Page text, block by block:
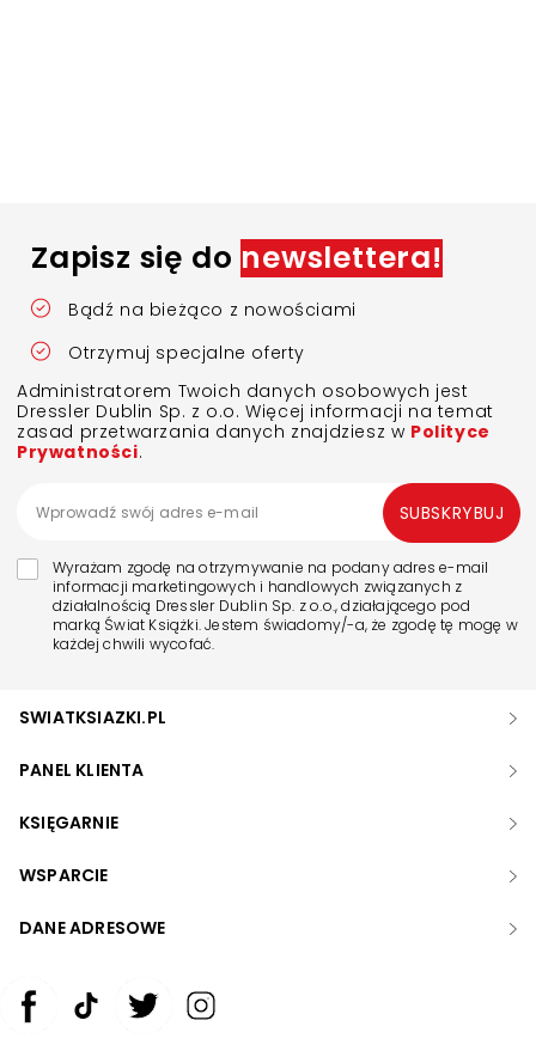
Zapisz się do newslettera!
Bądź na bieżąco z nowościami
Otrzymuj specjalne oferty
Administratorem Twoich danych osobowych jest
Dressler Dublin Sp. z o.o. Więcej informacji na temat
zasad przetwarzania danych znajdziesz w Polityce
Prywatności.
Wyrażam zgodę na otrzymywanie na podany adres e-mail
informacji marketingowych i handlowych związanych z
działalnością Dressler Dublin Sp. z o.o., działającego pod
marką Świat Książki. Jestem świadomy/-a, że zgodę tę mogę w
każdej chwili wycofać.
SUBSKRYBUJ
SWIATKSIAZKI.PL
PANEL KLIENTA
KSIĘGARNIE
WSPARCIE
DANE ADRESOWE
Zwiększ rozmiar czcionki